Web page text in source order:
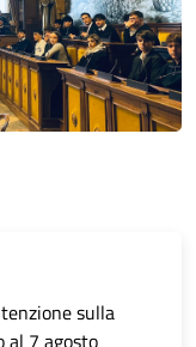
sulla
al 7 agosto